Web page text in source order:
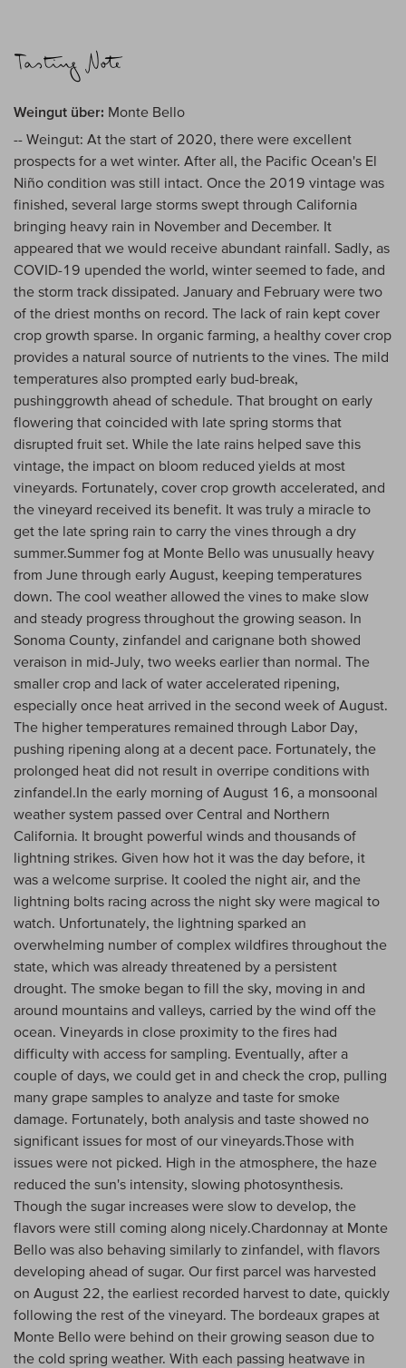
Weingut über: Monte Bello
-- Weingut: At the start of 2020, there were excellent
prospects for a wet winter. After all, the Pacific Ocean's El
Niño condition was still intact. Once the 2019 vintage was
finished, several large storms swept through California
bringing heavy rain in November and December. It
appeared that we would receive abundant rainfall. Sadly, as
COVID-19 upended the world, winter seemed to fade, and
the storm track dissipated. January and February were two
of the driest months on record. The lack of rain kept cover
crop growth sparse. In organic farming, a healthy cover crop
provides a natural source of nutrients to the vines. The mild
temperatures also prompted early bud-break,
pushinggrowth ahead of schedule. That brought on early
flowering that coincided with late spring storms that
disrupted fruit set. While the late rains helped save this
vintage, the impact on bloom reduced yields at most
vineyards. Fortunately, cover crop growth accelerated, and
the vineyard received its benefit. It was truly a miracle to
get the late spring rain to carry the vines through a dry
summer.Summer fog at Monte Bello was unusually heavy
from June through early August, keeping temperatures
down. The cool weather allowed the vines to make slow
and steady progress throughout the growing season. In
Sonoma County, zinfandel and carignane both showed
veraison in mid-July, two weeks earlier than normal. The
smaller crop and lack of water accelerated ripening,
especially once heat arrived in the second week of August.
The higher temperatures remained through Labor Day,
pushing ripening along at a decent pace. Fortunately, the
prolonged heat did not result in overripe conditions with
zinfandel.In the early morning of August 16, a monsoonal
weather system passed over Central and Northern
California. It brought powerful winds and thousands of
lightning strikes. Given how hot it was the day before, it
was a welcome surprise. It cooled the night air, and the
lightning bolts racing across the night sky were magical to
watch. Unfortunately, the lightning sparked an
overwhelming number of complex wildfires throughout the
state, which was already threatened by a persistent
drought. The smoke began to fill the sky, moving in and
around mountains and valleys, carried by the wind off the
ocean. Vineyards in close proximity to the fires had
difficulty with access for sampling. Eventually, after a
couple of days, we could get in and check the crop, pulling
many grape samples to analyze and taste for smoke
damage. Fortunately, both analysis and taste showed no
significant issues for most of our vineyards.Those with
issues were not picked. High in the atmosphere, the haze
reduced the sun's intensity, slowing photosynthesis.
Though the sugar increases were slow to develop, the
flavors were still coming along nicely.Chardonnay at Monte
Bello was also behaving similarly to zinfandel, with flavors
developing ahead of sugar. Our first parcel was harvested
on August 22, the earliest recorded harvest to date, quickly
following the rest of the vineyard. The bordeaux grapes at
Monte Bello were behind on their growing season due to
the cold spring weather. With each passing heatwave in